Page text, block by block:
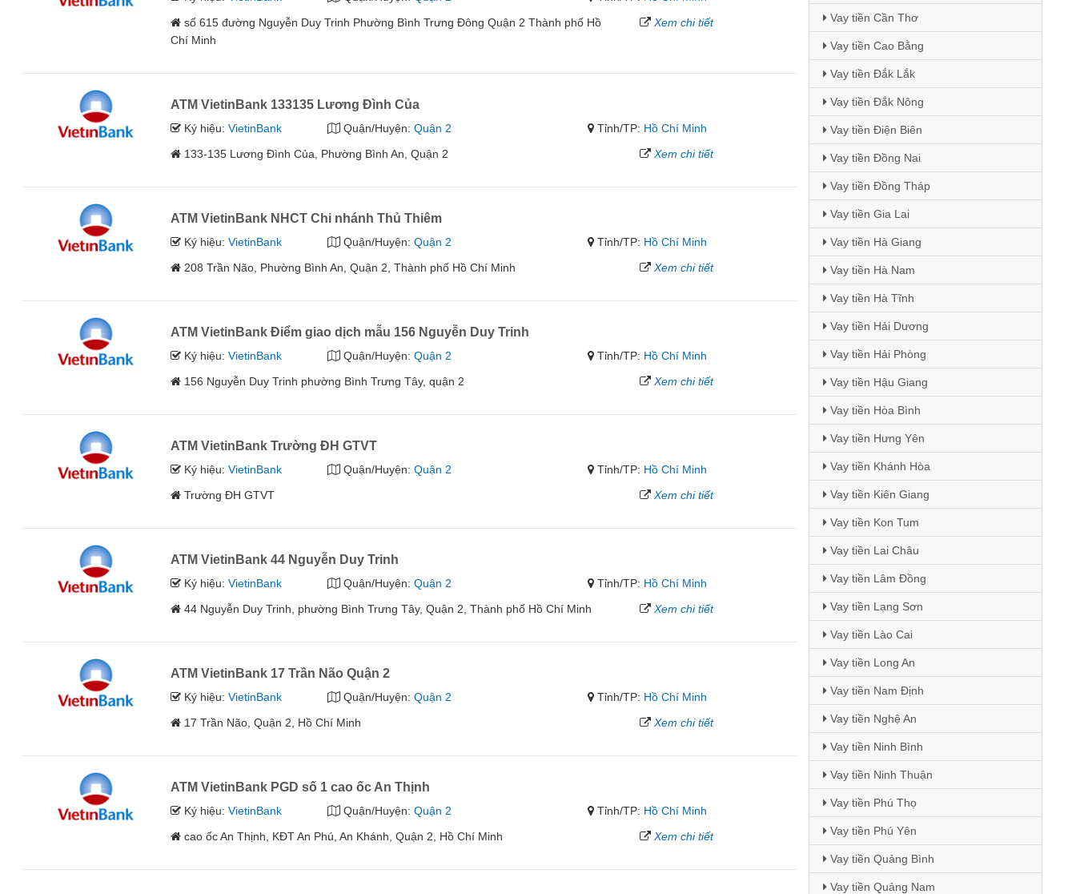
số 615 đường Nguyễn Duy Trinh Phường Bình Trưng Đông Quận 2 Thành phố Hồ
Chí Minh
Xem chi tiết
ATM VietinBank 133135 Lương Đình Của
Ký hiệu:VietinBank Quận/Huyện: Quận 2 Tỉnh/TP: Hồ Chí Minh
133-135 Lương Đình Của, Phường Bình An, Quận 2
Xem chi tiết
ATM VietinBank NHCT Chi nhánh Thủ Thiêm
Ký hiệu:VietinBank Quận/Huyện: Quận 2 Tỉnh/TP: Hồ Chí Minh
208 Trần Não, Phường Bình An, Quận 2, Thành phố Hồ Chí Minh
Xem chi tiết
ATM VietinBank Điểm giao dịch mẫu 156 Nguyễn Duy Trinh
Ký hiệu:VietinBank Quận/Huyện: Quận 2 Tỉnh/TP: Hồ Chí Minh
156 Nguyễn Duy Trinh phường Bình Trưng Tây, quận 2
Xem chi tiết
ATM VietinBank Trường ĐH GTVT
Ký hiệu:VietinBank Quận/Huyện: Quận 2 Tỉnh/TP: Hồ Chí Minh
Trường ĐH GTVT
Xem chi tiết
ATM VietinBank 44 Nguyễn Duy Trinh
Ký hiệu:VietinBank Quận/Huyện: Quận 2 Tỉnh/TP: Hồ Chí Minh
44 Nguyễn Duy Trinh, phường Bình Trưng Tây, Quận 2, Thành phố Hồ Chí Minh
Xem chi tiết
ATM VietinBank 17 Trần Não Quận 2
Ký hiệu:VietinBank Quận/Huyện: Quận 2 Tỉnh/TP: Hồ Chí Minh
17 Trần Não, Quận 2, Hồ Chí Minh
Xem chi tiết
ATM VietinBank PGD số 1 cao ốc An Thịnh
Ký hiệu:VietinBank Quận/Huyện: Quận 2 Tỉnh/TP: Hồ Chí Minh
cao ốc An Thịnh, KĐT An Phú, An Khánh, Quận 2, Hồ Chí Minh
Xem chi tiết
Vay tiền Cần Thơ
Vay tiền Cao Bằng
Vay tiền Đắk Lắk
Vay tiền Đắk Nông
Vay tiền Điện Biên
Vay tiền Đồng Nai
Vay tiền Đồng Tháp
Vay tiền Gia Lai
Vay tiền Hà Giang
Vay tiền Hà Nam
Vay tiền Hà Tĩnh
Vay tiền Hải Dương
Vay tiền Hải Phòng
Vay tiền Hậu Giang
Vay tiền Hòa Bình
Vay tiền Hưng Yên
Vay tiền Khánh Hòa
Vay tiền Kiên Giang
Vay tiền Kon Tum
Vay tiền Lai Châu
Vay tiền Lâm Đồng
Vay tiền Lạng Sơn
Vay tiền Lào Cai
Vay tiền Long An
Vay tiền Nam Định
Vay tiền Nghệ An
Vay tiền Ninh Bình
Vay tiền Ninh Thuận
Vay tiền Phú Thọ
Vay tiền Phú Yên
Vay tiền Quảng Bình
Vay tiền Quảng Nam